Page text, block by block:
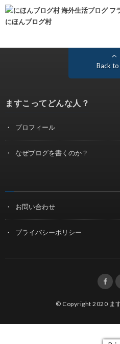
にほんブログ村
Back
ますこってどんな人？
プロフィール
なぜブログを書くのか？
お問い合わせ
プライバシーポリシー
© Copyright 2020 ま